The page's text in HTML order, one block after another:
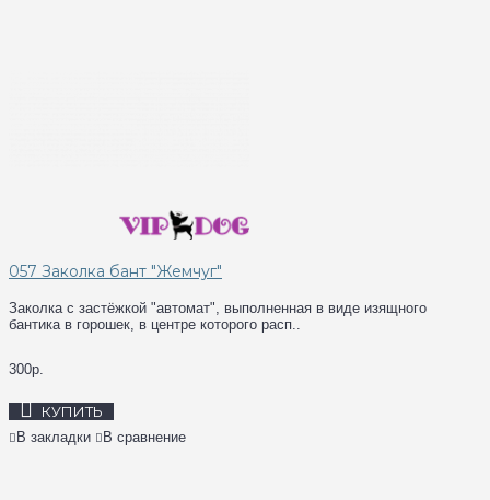
057 Заколка бант "Жемчуг"
Заколка с застёжкой "автомат", выполненная в виде изящного
бантика в горошек, в центре которого расп..
300р.
КУПИТЬ
В закладки В сравнение